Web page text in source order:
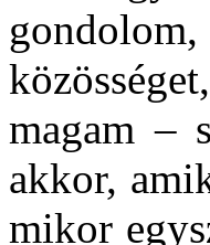
magam –
akkor,
mikor